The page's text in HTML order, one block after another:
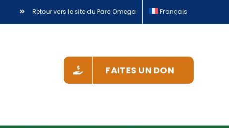
Retour vers le site du Parc Omega Français
FAITES UN DON